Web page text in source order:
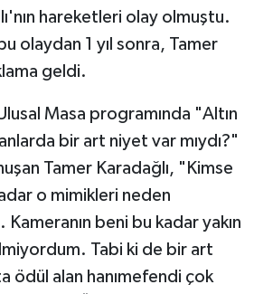
hareketleri olay olmuştu.
olaydan 1 yıl sonra, Tamer
geldi.
Masa programında "Altın
bir art niyet var mıydı?"
Tamer Karadağlı, "Kimse
o mimikleri neden
Kameranın beni bu kadar yakın
Tabi ki de bir art
ödül alan hanımefendi çok